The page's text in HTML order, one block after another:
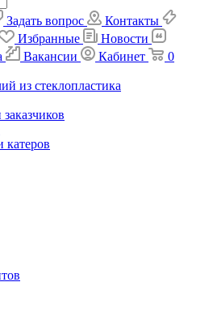
Задать вопрос
Контакты
Избранные
Новости
Вакансии Кабинет
0
из стеклопластика